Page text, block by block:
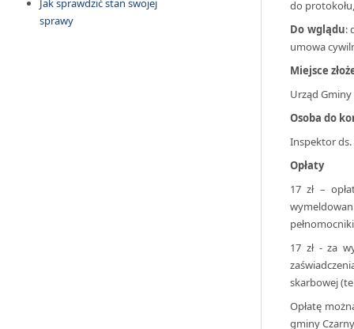
Jak sprawdzić stan swojej
sprawy
do
Do wglądu:
umowa
Miejsce
Urząd
Osoba do
Inspektor ds.
Opłaty
17 zł –
17 zł - za
skarbowej
Opłatę
gminy